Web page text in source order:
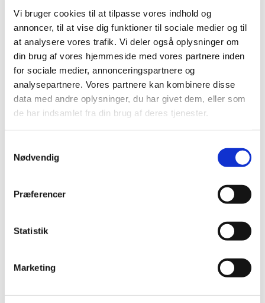
Vi bruger cookies til at tilpasse vores indhold og
annoncer, til at vise dig funktioner til sociale medier og til
at analysere vores trafik. Vi deler også oplysninger om
din brug af vores hjemmeside med vores partnere inden
for sociale medier, annonceringspartnere og
analysepartnere. Vores partnere kan kombinere disse
data med andre oplysninger, du har givet dem, eller som
de har indsamlet fra din brug af deres tjenester.
Nødvendig
Præferencer
Statistik
Marketing
Bevilling til at drive Egtved Apotek
|7. februar 2019|
Lægemiddelstyrelsen har den 30. januar 2019 meddelt
Peter Aarenstrup Merrild bevilling til at drive Egtved…
Bevilling til at drive Vejen Apotek
|7. februar 2019|
Lægemiddelstyrelsen har den 30. januar 2019 meddelt
Peter Aarenstrup Merrild bevilling til at drive Vejen Apote
Ny rapport: Evaluering af tilknytningsreformen
Rammerne for samarbejde mellem sundhedspersoner og
virksomheder er netop blevet evalueret. Konklusionen…
EMA igangsætter undersøgelse af visse typer
|6. februar 2019
besluttet at undersøge risikoen for større blødninger…